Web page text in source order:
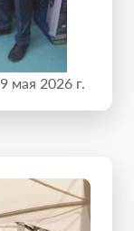
9 мая 2026 г.